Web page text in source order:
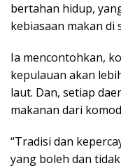
bertahan hidup,
kebiasaan makan di
Ia mencontohkan,
kepulauan akan
laut. Dan, setiap
makanan dari
“Tradisi dan
yang boleh dan